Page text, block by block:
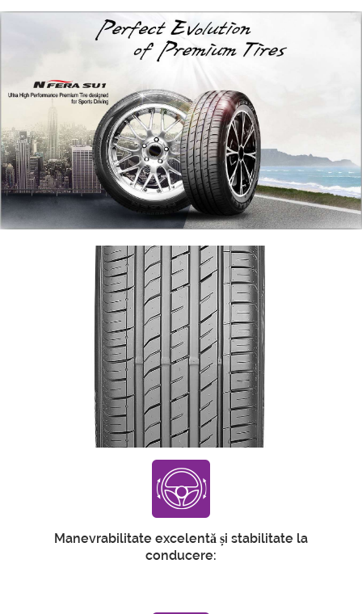
Manevrabilitate excelentă și stabilitate la
conducere: